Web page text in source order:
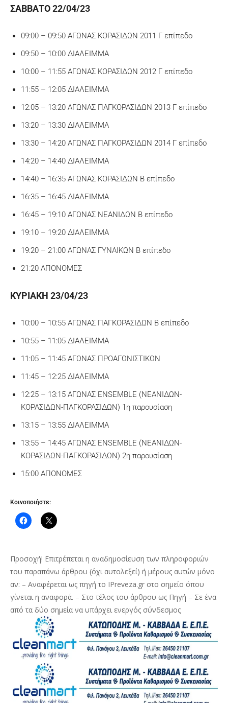
ΣΑBΒAΤΟ 22/04/23
09:00 – 09:50 ΑΓΩΝΑΣ ΚΟΡΑΣΙΔΩΝ 2011 Γ επίπεδο
09:50 – 10:00 ΔΙΑΛΕΙΜΜΑ
10:00 – 11:55 ΑΓΩΝΑΣ ΚΟΡΑΣΙΔΩΝ 2012 Γ επίπεδο
11:55 – 12:05 ΔΙΑΛΕΙΜΜΑ
12:05 – 13:20 ΑΓΩΝΑΣ ΠΑΓΚΟΡΑΣΙΔΩΝ 2013 Γ επίπεδο
13:20 – 13:30 ΔΙΑΛΕΙΜΜΑ
13:30 – 14:20 ΑΓΩΝΑΣ ΠΑΓΚΟΡΑΣΙΔΩΝ 2014 Γ επίπεδο
14:20 – 14:40 ΔΙΑΛΕΙΜΜΑ
14:40 – 16:35 ΑΓΩΝΑΣ ΚΟΡΑΣΙΔΩΝ Β επίπεδο
16:35 – 16:45 ΔΙΑΛΕΙΜΜΑ
16:45 – 19:10 ΑΓΩΝΑΣ ΝΕΑΝΙΔΩΝ Β επίπεδο
19:10 – 19:20 ΔΙΑΛΕΙΜΜΑ
19:20 – 21:00 ΑΓΩΝΑΣ ΓΥΝΑΙΚΩΝ Β επίπεδο
21:20 ΑΠΟΝΟΜΕΣ
ΚΥΡΙΑΚΗ 23/04/23
10:00 – 10:55 ΑΓΩΝΑΣ ΠΑΓΚΟΡΑΣΙΔΩΝ Β επίπεδο
10:55 – 11:05 ΔΙΑΛΕΙΜΜΑ
11:05 – 11:45 ΑΓΩΝΑΣ ΠΡΟΑΓΩΝΙΣΤΙΚΩΝ
11:45 – 12:25 ΔΙΑΛΕΙΜΜΑ
12:25 – 13:15 ΑΓΩΝΑΣ ENSEMBLE (ΝΕΑΝΙΔΩΝ-
ΚΟΡΑΣΙΔΩΝ-ΠΑΓΚΟΡΑΣΙΔΩΝ) 1η παρουσίαση
13:15 – 13:55 ΔΙΑΛΕΙΜΜΑ
13:55 – 14:45 ΑΓΩΝΑΣ ENSEMBLE (ΝΕΑΝΙΔΩΝ-
ΚΟΡΑΣΙΔΩΝ-ΠΑΓΚΟΡΑΣΙΔΩΝ) 2η παρουσίαση
15:00 ΑΠΟΝΟΜΕΣ
Κοινοποιήστε:
Προσοχή! Επιτρέπεται η αναδημοσίευση των πληροφοριών
του παραπάνω άρθρου (όχι αυτολεξεί) ή μέρους αυτών μόνο
αν: – Αναφέρεται ως πηγή το IPreveza.gr στο σημείο όπου
γίνεται η αναφορά. – Στο τέλος του άρθρου ως Πηγή – Σε ένα
από τα δύο σημεία να υπάρχει ενεργός σύνδεσμος